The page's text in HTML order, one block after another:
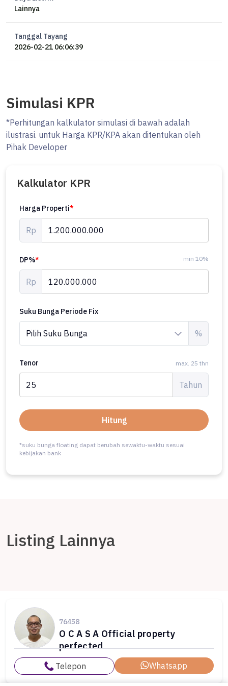
hubungi WhatsApp Erik 0878xxxxxxxx atau cek website kami di
********
#ocasa #sewarumah #prapanca #rumahbagus
Lainnya
Tanggal Tayang
2026-02-21 06:06:39
Simulasi KPR
*Perhitungan kalkulator simulasi di bawah adalah
ilustrasi. untuk Harga KPR/KPA akan ditentukan oleh
Pihak Developer
Kalkulator KPR
Harga Properti*
Rp
DP%* min 10%
Rp
Suku Bunga Periode Fix
%
Tenor max. 25 thn
Tahun
Hitung
*suku bunga floating dapat berubah sewaktu-waktu sesuai
kebijakan bank
Listing Lainnya
76458
O C A S A Official property
perfected
Telepon Whatsapp